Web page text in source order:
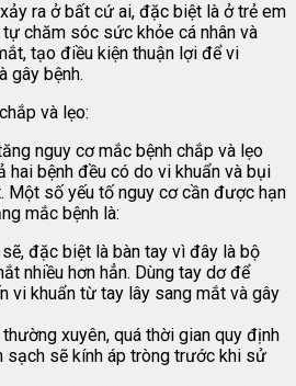
ra ở bất cứ ai, đặc biệt là ở trẻ em
chăm sóc sức khỏe cá nhân và
tạo điều kiện thuận lợi để vi
gây bệnh.
và lẹo:
nguy cơ mắc bệnh chắp và lẹo
hai bệnh đều có do vi khuẩn và bụi
Một số yếu tố nguy cơ cần được hạn
mắc bệnh là:
đặc biệt là bàn tay vì đây là bộ
nhiều hơn hẳn. Dùng tay dơ để
vi khuẩn từ tay lây sang mắt và gây
xuyên, quá thời gian quy định
sạch sẽ kính áp tròng trước khi sử